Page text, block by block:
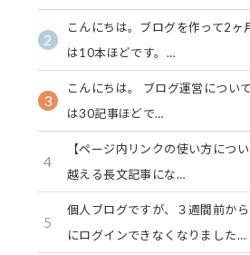
2
こんにちは。ブログを作って2ヶ
は10本ほどです。…
3
こんにちは。 ブログ運営につい
は30記事ほどで…
4
【ページ内リンクの使い方につ
越える長文記事にな…
5
個人ブログですが、３週間前か
にログインできなくなりました…